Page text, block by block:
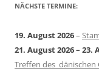
NÄCHSTE TERMINE:
19. August 2026–
21. August 2026– 23.
Treffen des dänischen